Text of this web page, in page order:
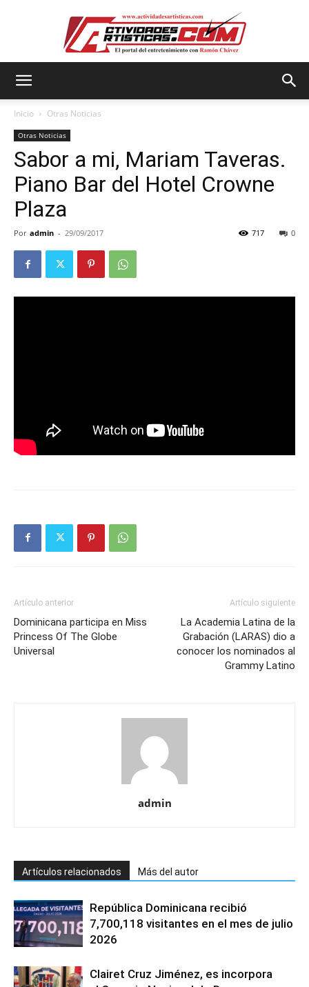
Inicio Otras Noticias
Otras Noticias
Sabor a mi, Mariam Taveras.
Piano Bar del Hotel Crowne
Plaza
Por admin - 29/09/2017 0
717
Artículo anterior
Dominicana participa en Miss
Princess Of The Globe
Universal
Artículo siguiente
La Academia Latina de la
Grabación (LARAS) dio a
conocer los nominados al
Grammy Latino
admin
Artículos relacionados Más del autor
República Dominicana recibió
7,700,118 visitantes en el mes de julio
2026
Clairet Cruz Jiménez, es incorpora